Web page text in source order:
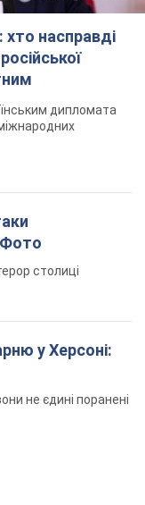
насправді
дипломата
столиці
у Херсоні:
не єдині поранені